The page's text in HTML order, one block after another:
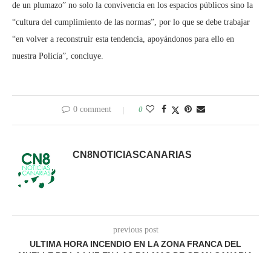
de un plumazo” no solo la convivencia en los espacios públicos sino la
“cultura del cumplimiento de las normas”, por lo que se debe trabajar
“en volver a reconstruir esta tendencia, apoyándonos para ello en
nuestra Policía”, concluye.
0 comment 0
CN8NOTICIASCANARIAS
previous post
ULTIMA HORA INCENDIO EN LA ZONA FRANCA DEL